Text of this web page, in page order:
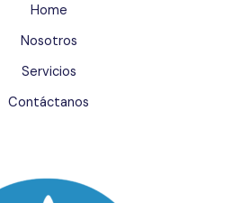
Home
Nosotros
Servicios
Contáctanos